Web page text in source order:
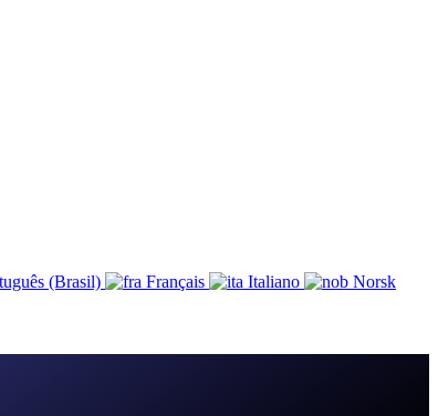
(Brasil) Français Italiano
Norsk